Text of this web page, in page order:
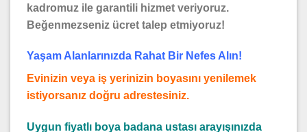
kadromuz ile garantili hizmet veriyoruz.
Beğenmezseniz ücret talep etmiyoruz!
Yaşam Alanlarınızda Rahat Bir Nefes Alın!
Evinizin veya iş yerinizin boyasını yenilemek
istiyorsanız doğru adrestesiniz.
Uygun fiyatlı boya badana ustası arayışınızda